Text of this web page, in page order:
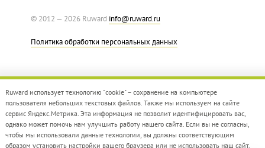
© 2012 — 2026 Ruward info@ruward.ru
Политика обработки персональных данных
Дизайн –Red Collar
Создание сайта –Integrate
Ruward использует технологию "cookie" – сохранение на компьютере
пользователя небольших текстовых файлов. Также мы используем на сайте
сервис Яндекс.Метрика. Эта информация не позволит идентифицировать вас,
однако может помочь нам улучшить работу нашего сайта. Если вы не согласны,
чтобы мы использовали данные технологии, вы должны соответствующим
образом установить настройки вашего браузера или не использовать наш сайт.